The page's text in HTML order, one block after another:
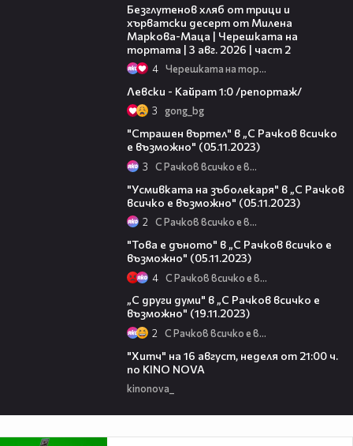
Безглутенов хляб от трици и
хърватски десерт от Милена
Маркова-Маца | Черешката на
тортата | 3 авг. 2026 | част 2
4 Черешката на тортата
Левски - Кайрат 1:0 /репортаж/
3 gong_bg
"Страшен въртел" в „С Рачков всичко
е възможно" (05.11.2023)
3 С Рачков всичко е възможно
"Усмивката на зъболекаря" в „С Рачков
всичко е възможно" (05.11.2023)
2 С Рачков всичко е възможно
"Това е дъното" в „С Рачков всичко е
възможно" (05.11.2023)
4 С Рачков всичко е възможно
„С други думи" в „С Рачков всичко е
възможно" (19.11.2023)
2 С Рачков всичко е възможно
"Хитч" на 16 август, неделя от 21:00 ч.
по KINO NOVA
kinonova_